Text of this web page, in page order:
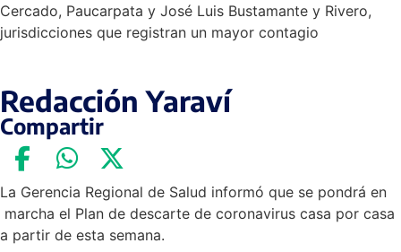
Cercado, Paucarpata y José Luis Bustamante y Rivero,
jurisdicciones que registran un mayor contagio
Redacción Yaraví
Compartir
La Gerencia Regional de Salud informó que se pondrá en
marcha el Plan de descarte de coronavirus casa por casa
a partir de esta semana.